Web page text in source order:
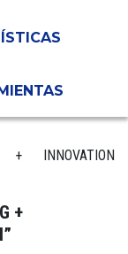
+